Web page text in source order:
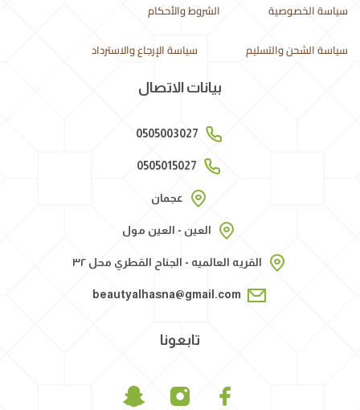
سياسة الخصوصية الشروط والأحكام
سياسة الشحن والتسليم سياسة الإرجاع والاسترداد
بيانات الاتصال
0505003027
0505015027
عجمان
العين - العين مول
القريه العالميه - الجناح القطري محل ٣٢
beautyalhasna@gmail.com
تابعونا